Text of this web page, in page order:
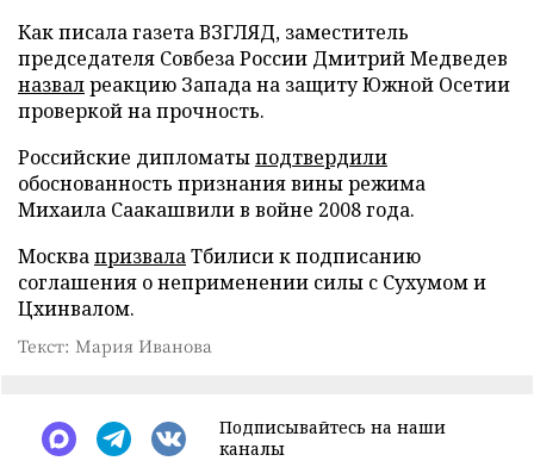
Как писала газета ВЗГЛЯД, заместитель
председателя Совбеза России Дмитрий Медведев
назвалреакцию Запада на защиту Южной Осетии
проверкой на прочность.
Российские дипломатыподтвердили
обоснованность признания вины режима
Михаила Саакашвили в войне 2008 года.
МосквапризвалаТбилиси к подписанию
соглашения о неприменении силы с Сухумом и
Цхинвалом.
Текст: Мария Иванова
Подписывайтесь на наши
каналы